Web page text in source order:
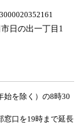
日の出一丁目1
始を除く）の8時30
窓口を19時まで延長